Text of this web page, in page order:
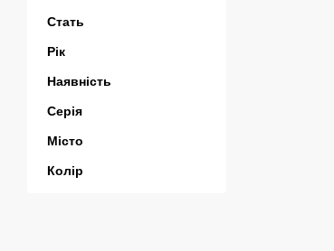
Стать
Рік
Наявність
Серія
Місто
Колір